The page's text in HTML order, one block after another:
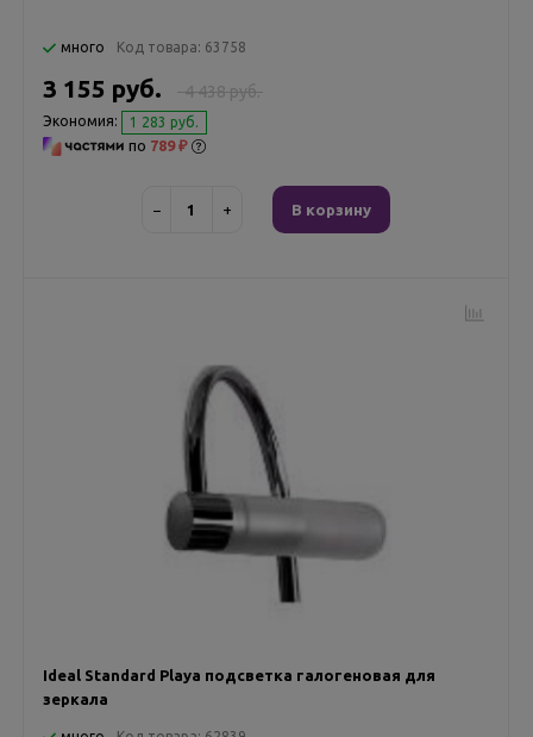
много Код товара: 63758
4 438 руб.
3 155 руб.
Экономия: 1 283 руб.
по 789 ₽
− + В корзину
Ideal Standard Playa подсветка галогеновая для
зеркала